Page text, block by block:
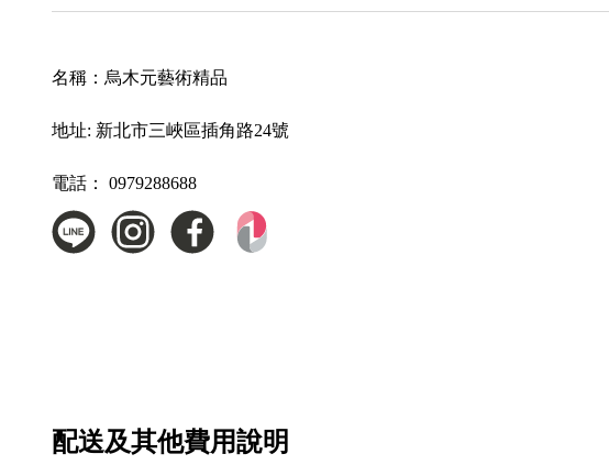
名稱： 烏木元藝術精品
地址: 新北市三峽區插角路24號
電話： 0979288688
配送及其他費用說明